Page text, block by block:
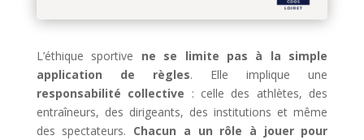
L’éthique sportive ne se limite pas à la simple
application de règles. Elle implique une
responsabilité collective : celle des athlètes, des
entraîneurs, des dirigeants, des institutions et même
des spectateurs. Chacun a un rôle à jouer pour